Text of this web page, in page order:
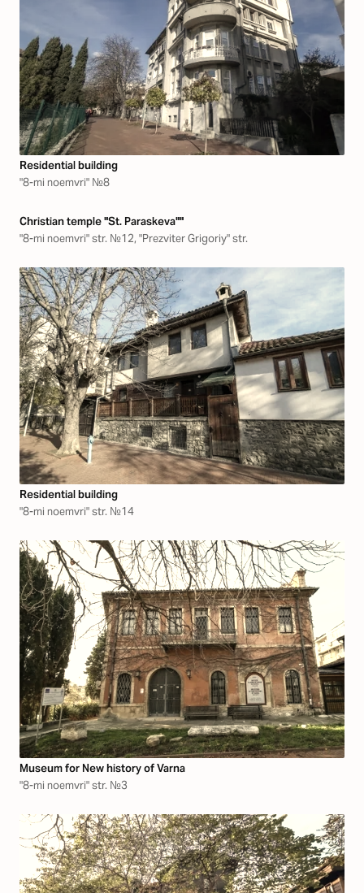
Residential building
"8-mi noemvri" №8
Christian temple "St. Paraskeva""
"8-mi noemvri" str. №12, "Prezviter Grigoriy" str.
Residential building
"8-mi noemvri" str. №14
Museum for New history of Varna
"8-mi noemvri" str. №3